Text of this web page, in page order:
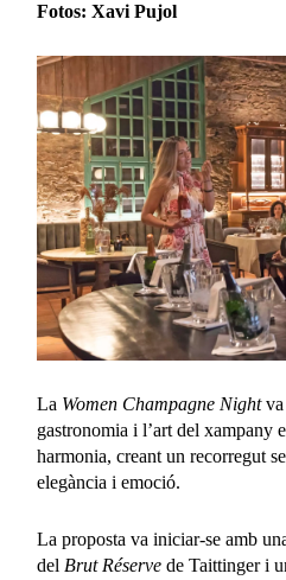
Fotos: Xavi Pujol
La Women Champagne Nightva
gastronomia i l’art del xampany
harmonia, creant un recorregut
elegància i emoció.
La proposta va iniciar-se amb
delBrut Réserve de Taittinger i